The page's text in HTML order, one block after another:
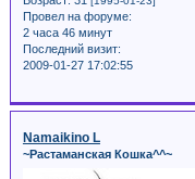
Провел на форуме:
2 часа 46 минут
Последний визит:
2009-01-27 17:02:55
Namaikino L
~Растаманская Кошка^^~